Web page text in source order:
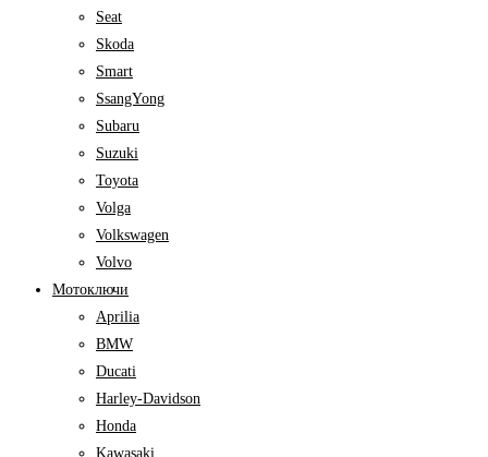
Seat
Skoda
Smart
SsangYong
Subaru
Suzuki
Toyota
Volga
Volkswagen
Volvo
Мотоключи
Aprilia
BMW
Ducati
Harley-Davidson
Honda
Kawasaki